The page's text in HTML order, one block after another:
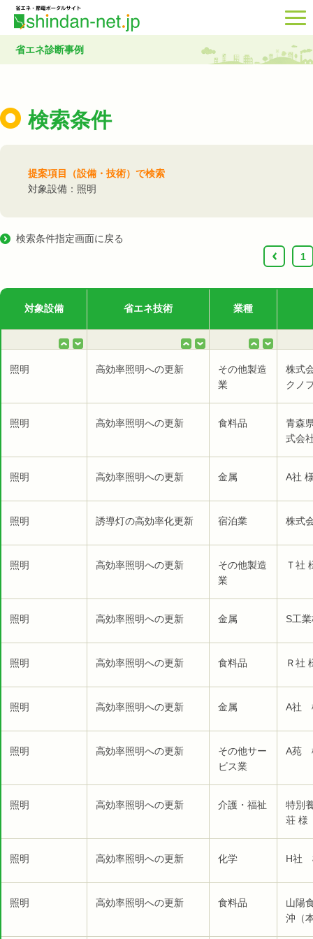
省エネ診断事例
検索条件
提案項目（設備・技術）で検索
対象設備：照明
検索条件指定画面に戻る
‹
1
対象設備 省エネ技術 業種
照明 高効率照明への更新
その他製造
業
株式
クノ
照明 高効率照明への更新 食料品
青森
式会
照明 高効率照明への更新 金属 A社
照明 誘導灯の高効率化更新 宿泊業 株式
照明 高効率照明への更新
その他製造
業
Ｔ社
照明 高効率照明への更新 金属 S工
照明 高効率照明への更新 食料品 Ｒ社
照明 高効率照明への更新 金属 A社
照明 高効率照明への更新
その他サー
ビス業
A苑
照明 高効率照明への更新 介護・福祉
特別
荘 様
照明 高効率照明への更新 化学 H社
照明 高効率照明への更新 食料品
山陽
沖（